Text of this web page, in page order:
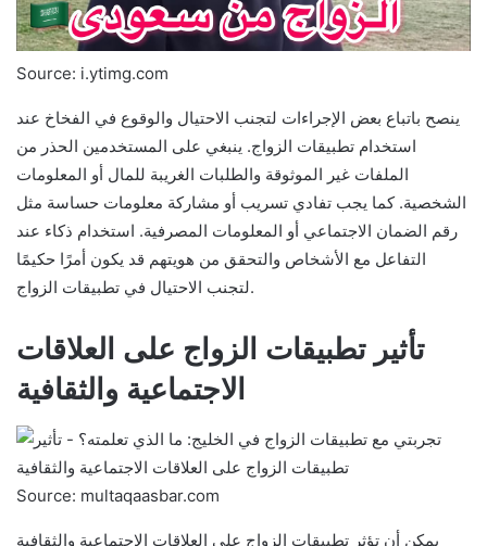
Source: i.ytimg.com
ينصح باتباع بعض الإجراءات لتجنب الاحتيال والوقوع في الفخاخ عند
استخدام تطبيقات الزواج. ينبغي على المستخدمين الحذر من
الملفات غير الموثوقة والطلبات الغريبة للمال أو المعلومات
الشخصية. كما يجب تفادي تسريب أو مشاركة معلومات حساسة مثل
رقم الضمان الاجتماعي أو المعلومات المصرفية. استخدام ذكاء عند
التفاعل مع الأشخاص والتحقق من هويتهم قد يكون أمرًا حكيمًا
لتجنب الاحتيال في تطبيقات الزواج.
تأثير تطبيقات الزواج على العلاقات
الاجتماعية والثقافية
Source: multaqaasbar.com
يمكن أن تؤثر تطبيقات الزواج على العلاقات الاجتماعية والثقافية